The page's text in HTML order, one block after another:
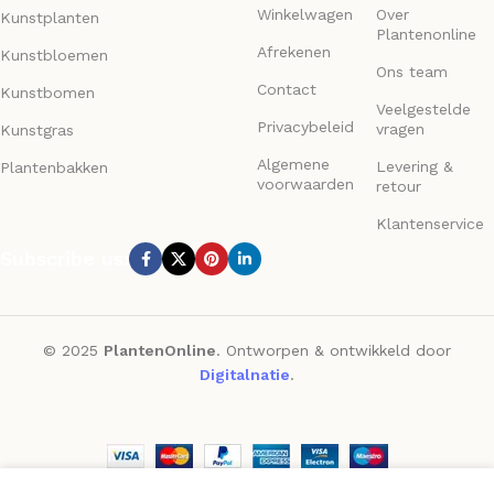
Kunstplanten
Kunstbloemen
Kunstbomen
Kunstgras
Plantenbakken
Winkelwagen
Afrekenen
Contact
Privacybeleid
Algemene
voorwaarden
Over
Plantenonline
Ons team
Veelgestelde
vragen
Levering &
retour
Klantenservice
© 2025 PlantenOnline. Ontworpen & ontwikkeld door
Digitalnatie.